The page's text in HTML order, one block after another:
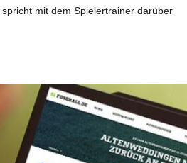
spricht mit dem Spielertrainer darüber